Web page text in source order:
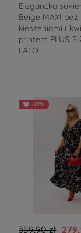
Elegancka
Beige MAXI bez
kieszeniami i
printem PLUS
LATO
-22%
359,90 zł